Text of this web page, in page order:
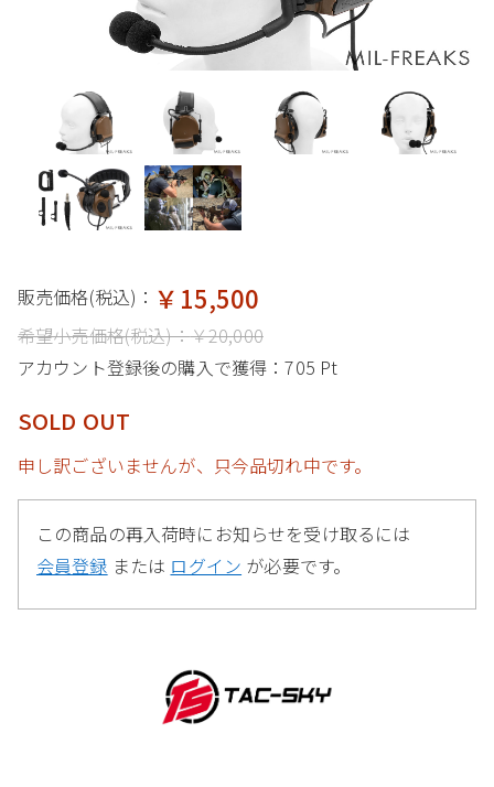
販売価格(税込)： ￥15,500
希望小売価格(税込)：￥20,000
アカウント登録後の購入で獲得：705 Pt
SOLD OUT
申し訳ございませんが、只今品切れ中です。
この商品の再入荷時にお知らせを受け取るには
会員登録 または ログイン が必要です。